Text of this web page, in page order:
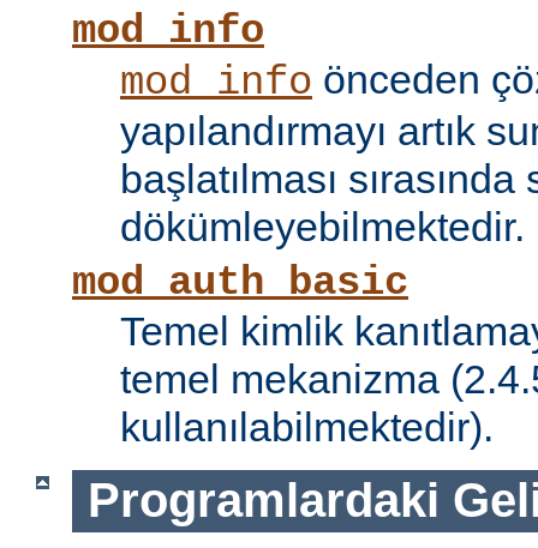
mod_info
mod_info önceden
yapılandırmayı artık
başlatılması sırasında
dökümleyebilmektedir.
mod_auth_basic
Temel kimlik
temel mekanizma
kullanılabilmektedir).
Programlardaki